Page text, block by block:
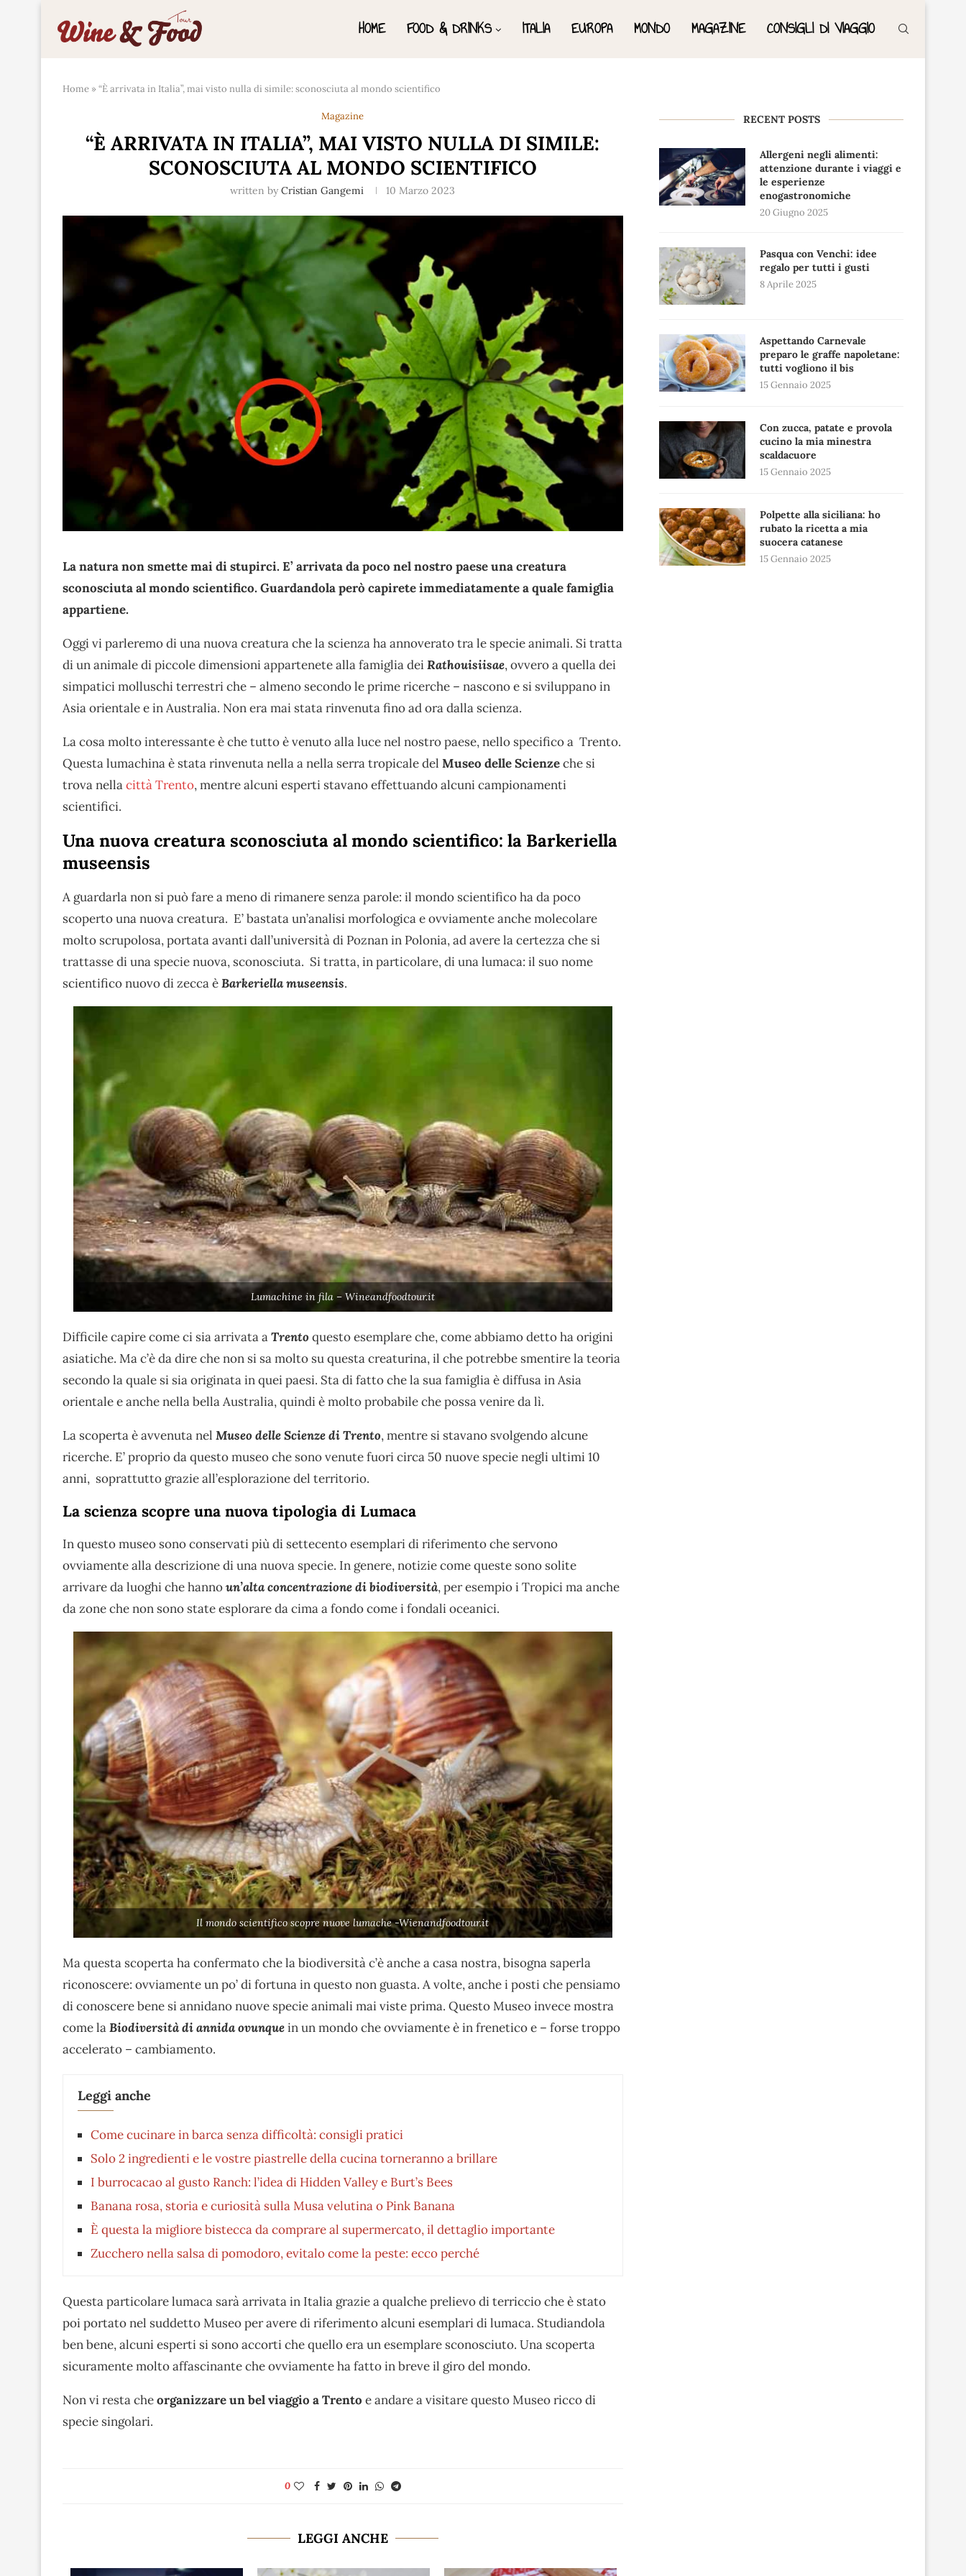
HOME FOOD & DRINKS ITALIA EUROPA MONDO MAGAZINE CONSIGLI DI VIAGGIO
Home »“È arrivata in Italia”, mai visto nulla di simile: sconosciuta al mondo scientifico
Magazine
“È ARRIVATA IN ITALIA”, MAI VISTO NULLA DI SIMILE:
SCONOSCIUTA AL MONDO SCIENTIFICO
written byCristian Gangemi 10 Marzo 2023
La natura non smette mai di stupirci. E’ arrivata da poco nel nostro paese una creatura
sconosciuta al mondo scientifico. Guardandola però capirete immediatamente a quale famiglia
appartiene.
Oggi vi parleremo di una nuova creatura che la scienza ha annoverato tra le specie animali. Si tratta
di un animale di piccole dimensioni appartenete alla famiglia deiRathouisiisae, ovvero a quella dei
simpatici molluschi terrestri che – almeno secondo le prime ricerche – nascono e si sviluppano in
Asia orientale e in Australia. Non era mai stata rinvenuta fino ad ora dalla scienza.
La cosa molto interessante è che tutto è venuto alla luce nel nostro paese, nello specifico a Trento.
Questa lumachina è stata rinvenuta nella a nella serra tropicale del Museo delle Scienzeche si
trova nellacittà Trento, mentre alcuni esperti stavano effettuando alcuni campionamenti
scientifici.
Una nuova creatura sconosciuta al mondo scientifico: la Barkeriella
museensis
A guardarla non si può fare a meno di rimanere senza parole: il mondo scientifico ha da poco
scoperto una nuova creatura. E’ bastata un’analisi morfologica e ovviamente anche molecolare
molto scrupolosa, portata avanti dall’università di Poznan in Polonia, ad avere la certezza che si
trattasse di una specie nuova, sconosciuta. Si tratta, in particolare, di una lumaca: il suo nome
scientifico nuovo di zecca èBarkeriella museensis.
Lumachine in fila – Wineandfoodtour.it
Difficile capire come ci sia arrivata aTrentoquesto esemplare che, come abbiamo detto ha origini
asiatiche. Ma c’è da dire che non si sa molto su questa creaturina, il che potrebbe smentire la teoria
secondo la quale si sia originata in quei paesi. Sta di fatto che la sua famiglia è diffusa in Asia
orientale e anche nella bella Australia, quindi è molto probabile che possa venire da lì.
La scoperta è avvenuta nel Museo delle Scienze di Trento, mentre si stavano svolgendo alcune
ricerche. E’ proprio da questo museo che sono venute fuori circa 50 nuove specie negli ultimi 10
anni, soprattutto grazie all’esplorazione del territorio.
La scienza scopre una nuova tipologia di Lumaca
In questo museo sono conservati più di settecento esemplari di riferimento che servono
ovviamente alla descrizione di una nuova specie. In genere, notizie come queste sono solite
arrivare da luoghi che hannoun’alta concentrazione di biodiversità, per esempio i Tropici ma anche
da zone che non sono state esplorare da cima a fondo come i fondali oceanici.
Il mondo scientifico scopre nuove lumache -Wienandfoodtour.it
Ma questa scoperta ha confermato che la biodiversità c’è anche a casa nostra, bisogna saperla
riconoscere: ovviamente un po’ di fortuna in questo non guasta. A volte, anche i posti che pensiamo
di conoscere bene si annidano nuove specie animali mai viste prima. Questo Museo invece mostra
come laBiodiversità di annida ovunquein un mondo che ovviamente è in frenetico e – forse troppo
accelerato – cambiamento.
Leggi anche
Come cucinare in barca senza difficoltà: consigli pratici
Solo 2 ingredienti e le vostre piastrelle della cucina torneranno a brillare
I burrocacao al gusto Ranch: l’idea di Hidden Valley e Burt’s Bees
Banana rosa, storia e curiosità sulla Musa velutina o Pink Banana
È questa la migliore bistecca da comprare al supermercato, il dettaglio importante
Zucchero nella salsa di pomodoro, evitalo come la peste: ecco perché
Questa particolare lumaca sarà arrivata in Italia grazie a qualche prelievo di terriccio che è stato
poi portato nel suddetto Museo per avere di riferimento alcuni esemplari di lumaca. Studiandola
ben bene, alcuni esperti si sono accorti che quello era un esemplare sconosciuto. Una scoperta
sicuramente molto affascinante che ovviamente ha fatto in breve il giro del mondo.
Non vi resta cheorganizzare un bel viaggio a Trento e andare a visitare questo Museo ricco di
specie singolari.
0
LEGGI ANCHE
RECENT POSTS
Allergeni negli alimenti:
attenzione durante i viaggi e
le esperienze
enogastronomiche
20 Giugno 2025
Pasqua con Venchi: idee
regalo per tutti i gusti
8 Aprile 2025
Aspettando Carnevale
preparo le graffe napoletane:
tutti vogliono il bis
15 Gennaio 2025
Con zucca, patate e provola
cucino la mia minestra
scaldacuore
15 Gennaio 2025
Polpette alla siciliana: ho
rubato la ricetta a mia
suocera catanese
15 Gennaio 2025